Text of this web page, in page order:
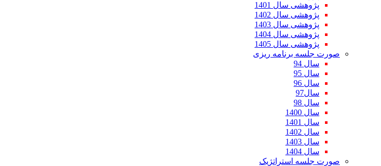
پژوهشی سال 1401
پژوهشی سال 1402
پژوهشی سال 1403
پژوهشی سال 1404
پژوهشی سال 1405
صورت جلسه برنامه ریزی
سال 94
سال 95
سال 96
سال97
سال 98
سال 1400
سال 1401
سال 1402
سال 1403
سال 1404
صورت جلسه استراتژیک